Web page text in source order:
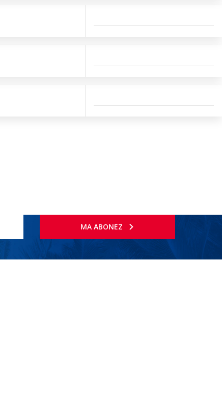
MA ABONEZ